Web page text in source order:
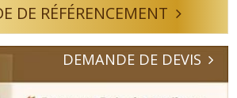
DE RÉFÉRENCEMENT
DEMANDE DE DEVIS